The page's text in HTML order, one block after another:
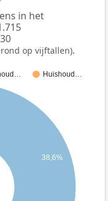
in het
op vijftallen).
Huishoud…
38,6%